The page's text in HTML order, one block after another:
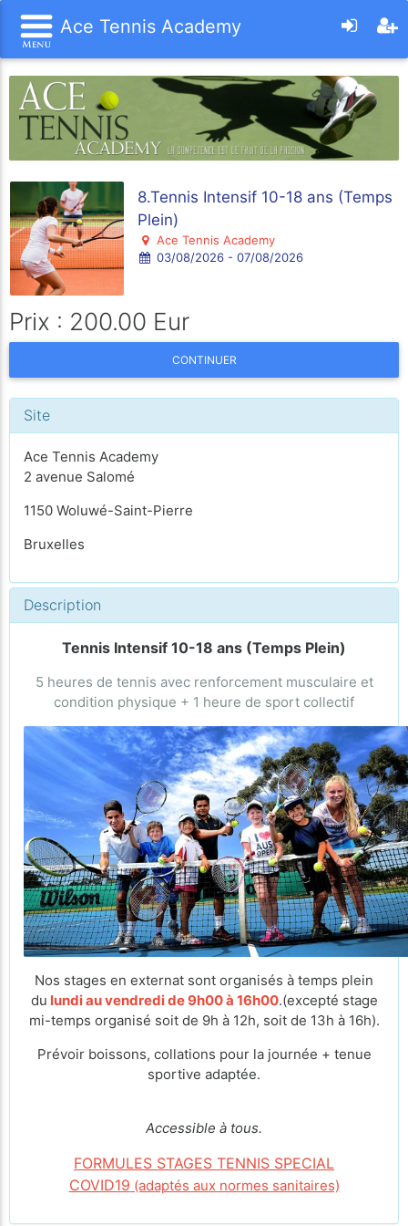
Ace Tennis Academy
8.Tennis Intensif 10-18 ans (Temps
Plein)
Ace Tennis Academy
03/08/2026 - 07/08/2026
Prix : 200.00 Eur
CONTINUER
Site
Ace Tennis Academy
2 avenue Salomé
1150 Woluwé-Saint-Pierre
Bruxelles
Description
Tennis Intensif 10-18 ans (Temps Plein)
5 heures de tennis avec renforcement musculaire et
condition physique + 1 heure de sport collectif
Nos stages en externat sont organisés à temps plein
du lundi au vendredi de 9h00 à 16h00.(excepté stage
mi-temps organisé soit de 9h à 12h, soit de 13h à 16h).
Prévoir boissons, collations pour la journée + tenue
sportive adaptée.
Accessible à tous.
FORMULES STAGES TENNIS SPECIAL
COVID19 (adaptés aux normes sanitaires)